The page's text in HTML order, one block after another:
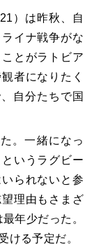
）は昨秋、自
イナ戦争がな
とがラトビア
者になりたく
自分たちで国
。一緒になっ
いうラグビー
られないと参
理由もさまざ
年少だった。
ける予定だ。